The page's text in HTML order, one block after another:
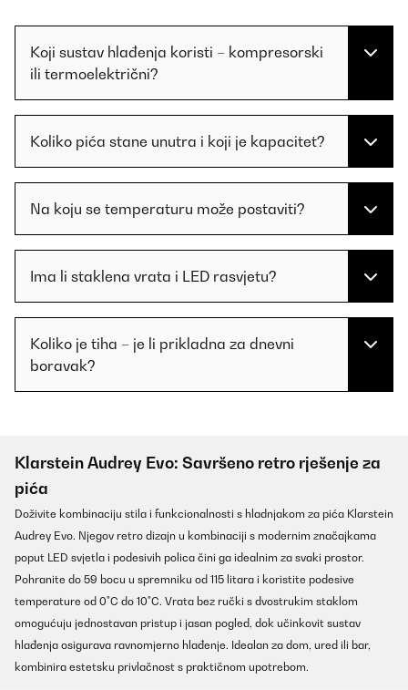
Koji sustav hlađenja koristi – kompresorski
ili termoelektrični?
Koliko pića stane unutra i koji je kapacitet?
Na koju se temperaturu može postaviti?
Ima li staklena vrata i LED rasvjetu?
Koliko je tiha – je li prikladna za dnevni
boravak?
Klarstein Audrey Evo: Savršeno retro rješenje za
pića
Doživite kombinaciju stila i funkcionalnosti s hladnjakom za pića Klarstein
Audrey Evo. Njegov retro dizajn u kombinaciji s modernim značajkama
poput LED svjetla i podesivih polica čini ga idealnim za svaki prostor.
Pohranite do 59 bocu u spremniku od 115 litara i koristite podesive
temperature od 0°C do 10°C. Vrata bez ručki s dvostrukim staklom
omogućuju jednostavan pristup i jasan pogled, dok učinkovit sustav
hlađenja osigurava ravnomjerno hlađenje. Idealan za dom, ured ili bar,
kombinira estetsku privlačnost s praktičnom upotrebom.